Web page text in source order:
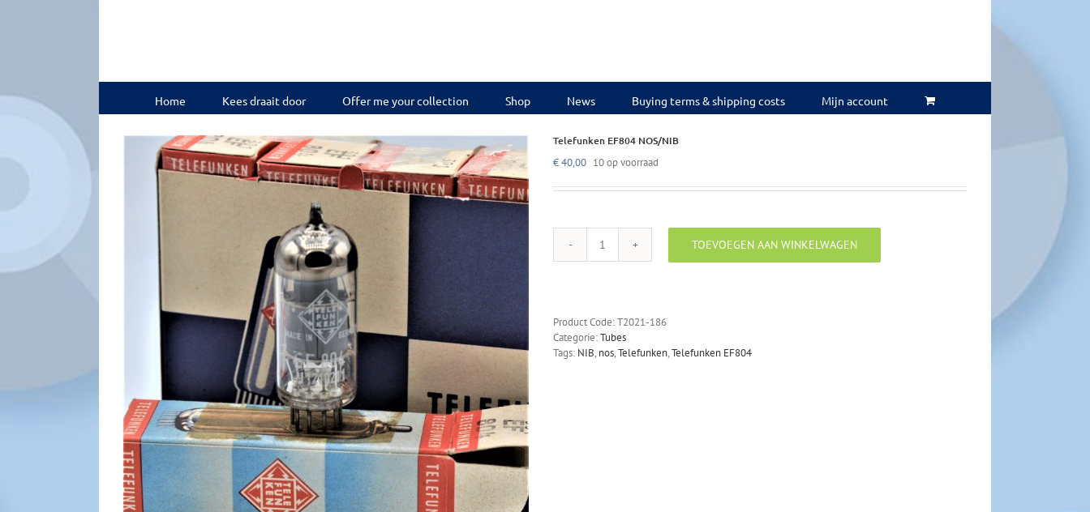
Home Kees draait door Offer me your collection Shop News Buying terms & shipping costs Mijn account
Telefunken EF804 NOS/NIB
€40,00 10 op voorraad
Telefunken
TOEVOEGEN AAN WINKELWAGEN
Product Code:T2021-186
Categorie:Tubes
Tags: NIB, nos,Telefunken,Telefunken EF804